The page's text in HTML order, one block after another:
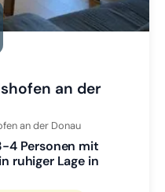
Slide 1 wechseln
Slide 2 wechseln
Slide 3 wechseln
Slide 4 wechseln
an der
an der Donau
4 Personen mit
ruhiger Lage in